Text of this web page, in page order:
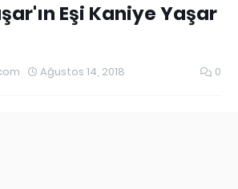
Eşi Kaniye Yaşar
Ağustos 14, 2018 0